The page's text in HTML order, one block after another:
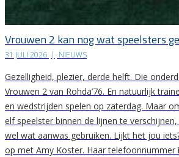
Vrouwen 2 kan nog wat speelsters
31 JULI 2026 | NIEUWS
Gezelligheid, plezier, derde helft. Die
Vrouwen 2 van Rohda’76. En natuurlijk
en wedstrijden spelen op zaterdag. Maar
elf speelster binnen de lijnen te
wel wat aanwas gebruiken. Lijkt het jou
op met Amy Koster. Haar telefoonnummer